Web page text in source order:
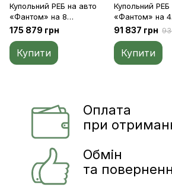
Купольний РЕБ на авто
«Фантом» на 8
діапазонів (250-
1000МГц) 120W на
модуль
175 879 грн
Купити
Купольний РЕБ
«Фантом» на 4
діапазона
2500МГц)
91 837 грн
Купити
Оплата
при
Обмін
та